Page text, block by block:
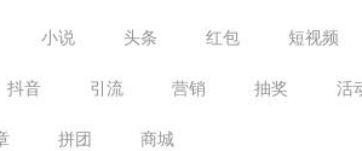
小说 头条 红包 短视频
抖音 引流 营销 抽奖 活
拼团 商城